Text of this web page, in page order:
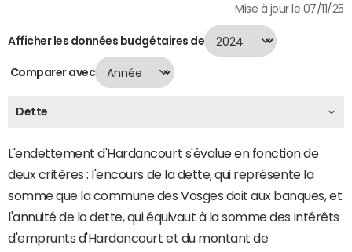
Mise à jour le 07/11/25
Afficher les données budgétaires de
Comparer avec
Dette
L'endettement d'Hardancourt s'évalue en fonction de
deux critères : l'encours de la dette, qui représente la
somme que la commune des Vosges doit aux banques, et
l'annuité de la dette, qui équivaut à la somme des intérêts
d'emprunts d'Hardancourt et du montant de